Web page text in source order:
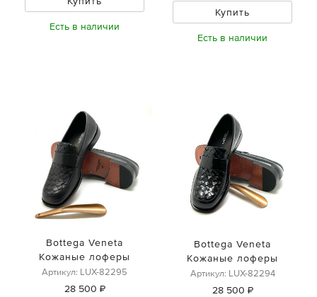
Есть в наличии
Купить
Есть в наличии
Bottega Veneta
Кожаные лоферы
Артикул: LUX-82295
28 500 ₽
Bottega Veneta
Кожаные лоферы
Артикул: LUX-82294
28 500 ₽